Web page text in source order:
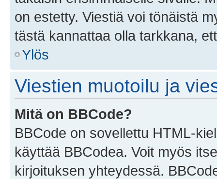
on estetty. Viestiä voi tönäistä
tästä kannattaa olla tarkkana,
Ylös
Viestien muotoilu ja
Mitä on BBCode?
BBCode on sovellettu HTML-
käyttää BBCodea. Voit myös
kirjoituksen yhteydessä.